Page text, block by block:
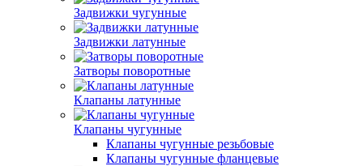
Задвижки чугунные
Задвижки латунные
Затворы поворотные
Клапаны латунные
Клапаны чугунные
Клапаны чугунные резьбовые
Клапаны чугунные фланцевые